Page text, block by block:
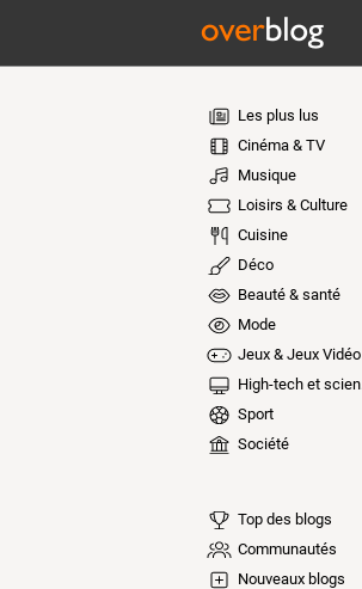
Les plus lus
Cinéma & TV
Musique
Loisirs & Culture
Cuisine
Déco
Beauté & santé
Mode
Jeux & Jeux Vidéo
High-tech et sciences
Sport
Société
Top des blogs
Communautés
Nouveaux blogs